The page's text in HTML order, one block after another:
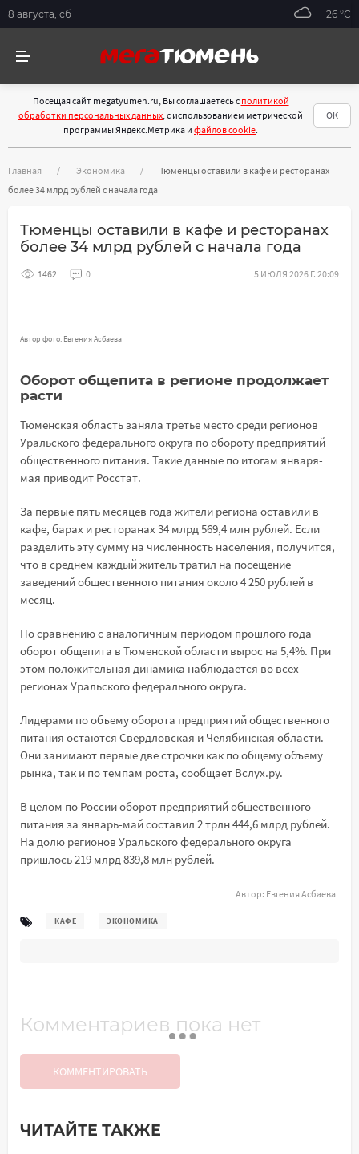
8 августа, сб + 26 °С
Посещая сайт megatyumen.ru, Вы соглашаетесь с политикой
обработки персональных данных, с использованием метрической
программы Яндекс.Метрика и файлов cookie.
ОК
Главная Экономика
Тюменцы оставили в кафе и ресторанах
более 34 млрд рублей с начала года
Тюменцы оставили в кафе и ресторанах
более 34 млрд рублей с начала года
1462 0 5 ИЮЛЯ 2026 Г. 20:09
Автор фото: Евгения Асбаева
Оборот общепита в регионе продолжает
расти
Тюменская область заняла третье место среди регионов
Уральского федерального округа по обороту предприятий
общественного питания. Такие данные по итогам января-
мая приводит Росстат.
За первые пять месяцев года жители региона оставили в
кафе, барах и ресторанах 34 млрд 569,4 млн рублей. Если
разделить эту сумму на численность населения, получится,
что в среднем каждый житель тратил на посещение
заведений общественного питания около 4 250 рублей в
месяц.
По сравнению с аналогичным периодом прошлого года
оборот общепита в Тюменской области вырос на 5,4%. При
этом положительная динамика наблюдается во всех
регионах Уральского федерального округа.
Лидерами по объему оборота предприятий общественного
питания остаются Свердловская и Челябинская области.
Они занимают первые две строчки как по общему объему
рынка, так и по темпам роста, сообщает Вслух.ру.
В целом по России оборот предприятий общественного
питания за январь-май составил 2 трлн 444,6 млрд рублей.
На долю регионов Уральского федерального округа
пришлось 219 млрд 839,8 млн рублей.
КАФЕ ЭКОНОМИКА
Автор: Евгения Асбаева
Комментариев пока нет
КОММЕНТИРОВАТЬ
Добавить комментарий
ЧИТАЙТЕ ТАКЖЕ